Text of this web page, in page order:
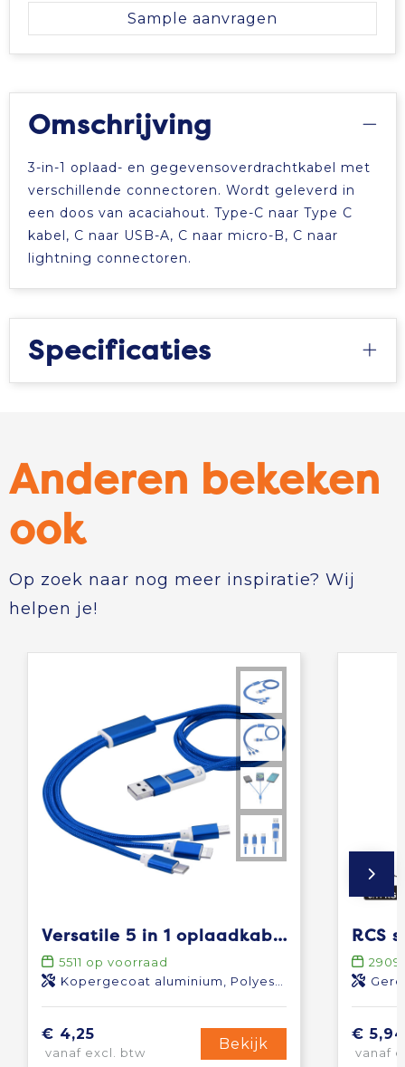
Tablettassen
Waterbestendige tassen
Aktetassen
Trolleys
Sample aanvragen
Omschrijving
3-in-1 oplaad- en gegevensoverdrachtkabel met
verschillende connectoren. Wordt geleverd in
een doos van acaciahout. Type-C naar Type C
kabel, C naar USB-A, C naar micro-B, C naar
lightning connectoren.
Specificaties
Anderen bekeken
ook
Op zoek naar nog meer inspiratie? Wij
helpen je!
Versatile 5 in 1 oplaadkabel
5511 op voorraad
Kopergecoat aluminium, Polyester
€ 4,25
vanaf excl. btw
Bekijk
2909
€ 5,94
vanaf